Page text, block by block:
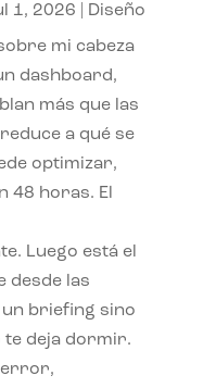
1, 2026 Diseño
mi cabeza
dashboard,
más que las
a qué se
optimizar,
48 horas. El
Luego está el
desde las
un briefing sino
te deja dormir.
error,